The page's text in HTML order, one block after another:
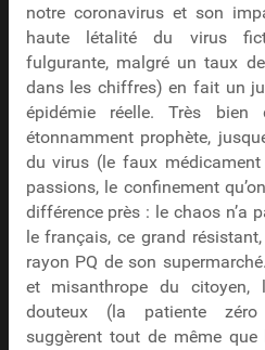
notre coronavirus et son
haute létalité du virus
fulgurante, malgré un taux
dans les chiffres) en fait un
épidémie réelle. Très
étonnamment prophète,
du virus (le faux
passions, le confinement
différence près : le chaos n’a
le français, ce grand
rayon PQ de son
et misanthrope du citoyen,
douteux (la patiente zéro
suggèrent tout de même